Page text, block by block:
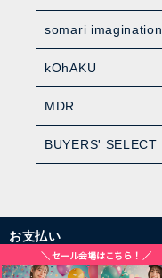
somari imagination
kOhAKU
MDR
BUYERS' SELECT
お支払い
配送・送料